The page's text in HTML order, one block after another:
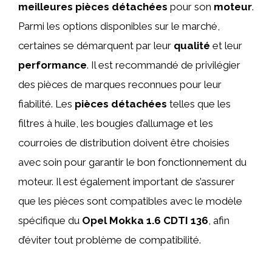
meilleures pièces détachées pour son moteur.
Parmi les options disponibles sur le marché,
certaines se démarquent par leur qualité et leur
performance. Il est recommandé de privilégier
des pièces de marques reconnues pour leur
fiabilité. Les pièces détachées telles que les
filtres à huile, les bougies d’allumage et les
courroies de distribution doivent être choisies
avec soin pour garantir le bon fonctionnement du
moteur. Il est également important de s’assurer
que les pièces sont compatibles avec le modèle
spécifique du Opel Mokka 1.6 CDTI 136, afin
d’éviter tout problème de compatibilité.